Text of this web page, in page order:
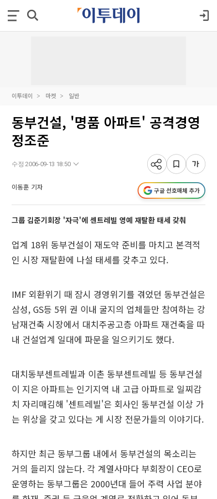
이투데이 마켓 일반
동부건설, '명품 아파트' 공격경영
정조준
수정 2006-09-13 18:50
이동훈 기자 구글 선호매체 추가
그룹 김준기회장 '자극'에 센트레빌 영예 재탈환 태세 갖춰
업계 18위 동부건설이 재도약 준비를 마치고 본격적
인 시장 재탈환에 나설 태세를 갖추고 있다.
IMF 외환위기 때 잠시 경영위기를 겪었던 동부건설은
삼성, GS등 5위 권 이내 굴지의 업체들만 참여하는 강
남재건축 시장에서 대치주공고층 아파트 재건축을 따
내 건설업계 일대에 파문을 일으키기도 했다.
대치동부센트레빌과 이촌 동부센트레빌 등 동부건설
이 지은 아파트는 인기지역 내 고급 아파트로 일찌감
치 자리매김해 '센트레빌'은 회사인 동부건설 이상 가
는 위상을 갖고 있다는 게 시장 전문가들의 이야기다.
하지만 최근 동부그룹 내에서 동부건설의 목소리는
거의 들리지 않는다. 각 계열사마다 부회장이 CEO로
운영하는 동부그룹은 2000년대 들어 주력 사업 분야